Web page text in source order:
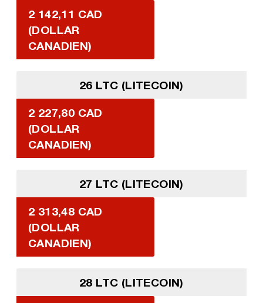
2 142,11 CAD
(DOLLAR
CANADIEN)
26 LTC (LITECOIN)
2 227,80 CAD
(DOLLAR
CANADIEN)
27 LTC (LITECOIN)
2 313,48 CAD
(DOLLAR
CANADIEN)
28 LTC (LITECOIN)